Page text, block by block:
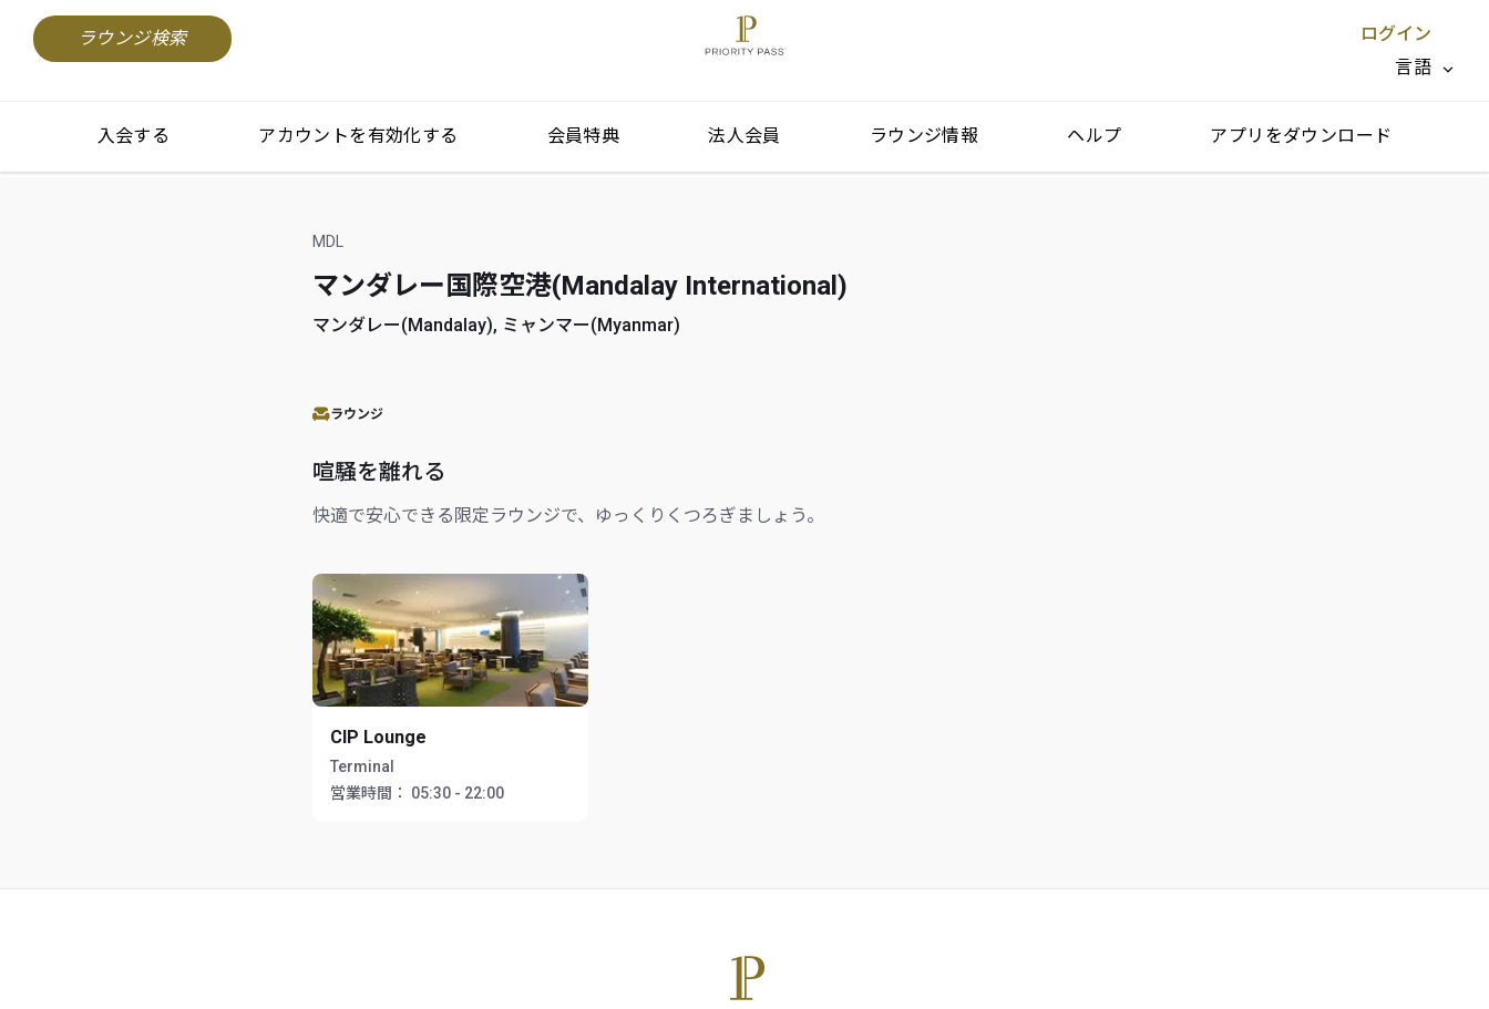
ラウンジ検索
ログイン
言語
閉じる X
入会する アカウントを有効化する 会員特典 法人会員 ラウンジ情報 ヘルプ アプリをダウンロード
MDL
マンダレー国際空港(Mandalay International)
マンダレー(Mandalay), ミャンマー(Myanmar)
ラウンジ
喧騒を離れる
快適で安心できる限定ラウンジで、ゆっくりくつろぎましょう。
CIP Lounge
Terminal
営業時間：
05:30 - 22:00